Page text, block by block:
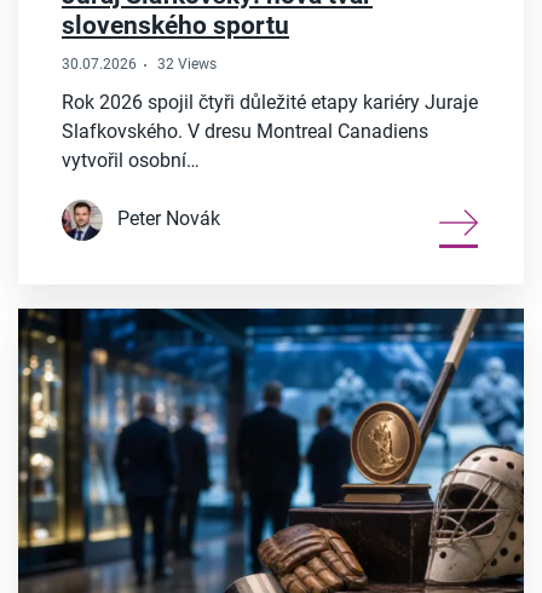
slovenského sportu
30.07.2026 32 Views
Rok 2026 spojil čtyři důležité etapy kariéry Juraje
Slafkovského. V dresu Montreal Canadiens
vytvořil osobní…
Peter Novák